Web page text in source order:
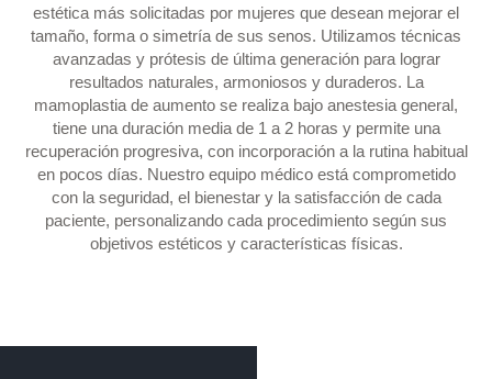
estética más solicitadas por mujeres que desean mejorar el
tamaño, forma o simetría de sus senos. Utilizamos técnicas
avanzadas y prótesis de última generación para lograr
resultados naturales, armoniosos y duraderos. La
mamoplastia de aumento se realiza bajo anestesia general,
tiene una duración media de 1 a 2 horas y permite una
recuperación progresiva, con incorporación a la rutina habitual
en pocos días. Nuestro equipo médico está comprometido
con la seguridad, el bienestar y la satisfacción de cada
paciente, personalizando cada procedimiento según sus
objetivos estéticos y características físicas.